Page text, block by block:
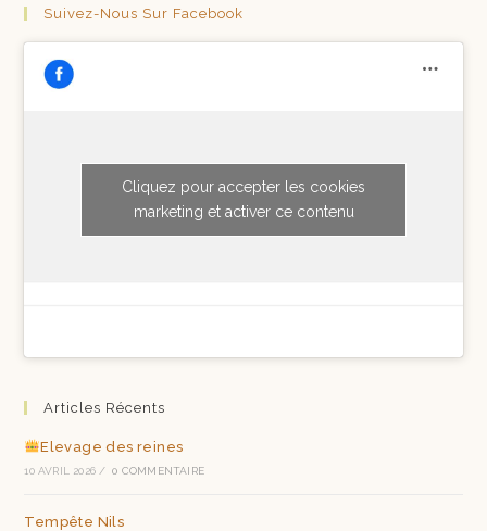
Suivez-Nous Sur Facebook
Cliquez pour accepter les cookies
marketing et activer ce contenu
Articles Récents
Elevage des reines
10 AVRIL 2026 / 0 COMMENTAIRE
Tempête Nils